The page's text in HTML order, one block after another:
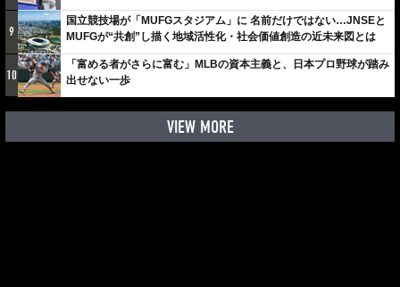
9
国立競技場が「MUFGスタジアム」に 名前だけではない…JNSEと
MUFGが“共創”し描く地域活性化・社会価値創造の近未来図とは
10
「富める者がさらに富む」MLBの資本主義と、日本プロ野球が踏み
出せない一歩
VIEW MORE